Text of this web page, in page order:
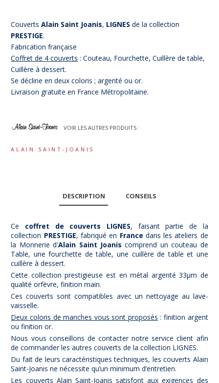
CouvertsAlain Saint Joanis, LIGNES de la collection
PRESTIGE.
Fabrication française
Coffret de 4 couverts : Couteau, Fourchette, Cuillère de table,
Cuillère à dessert.
Se décline en deux coloris ; argenté ou or.
Livraison gratuite en France Métropolitaine.
VOIR LES AUTRES PRODUITS :
ALAIN SAINT-JOANIS
DESCRIPTION CONSEILS
Ce coffret de couverts LIGNES, faisant partie de la
collection PRESTIGE, fabriqué en France dans les ateliers de
la Monnerie d'Alain Saint Joanis comprend un couteau de
Table, une fourchette de table, une cuillère de table et une
cuillère à dessert.
Cette collection prestigieuse est en métal argenté 33µm de
qualité orfèvre, finition main.
Ces couverts sont compatibles avec un nettoyage au lave-
vaisselle.
Deux coloris de manches vous sont proposés : finition argent
ou finition or.
Nous vous conseillons de contacter notre service client afin
de commander les autres couverts de la collection LIGNES.
Du fait de leurs caractéristiques techniques, les couverts Alain
Saint-Joanis ne nécessite qu’un minimum d’entretien.
Les couverts Alain Saint-Joanis satisfont aux exigences des